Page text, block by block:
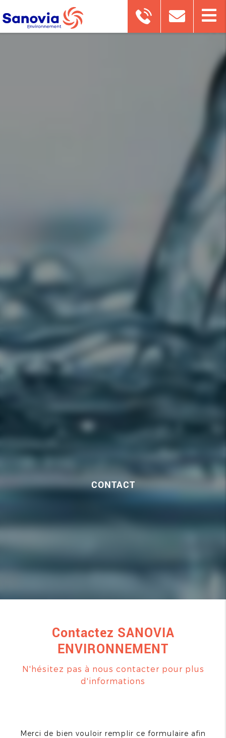
CONTACT
Contactez SANOVIA
ENVIRONNEMENT
N'hésitez pas à nous contacter pour plus
d'informations
Merci de bien vouloir remplir ce formulaire afin